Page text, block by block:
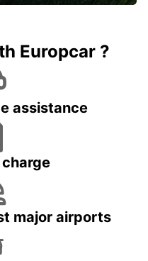
Europcar ?
assistance
major airports